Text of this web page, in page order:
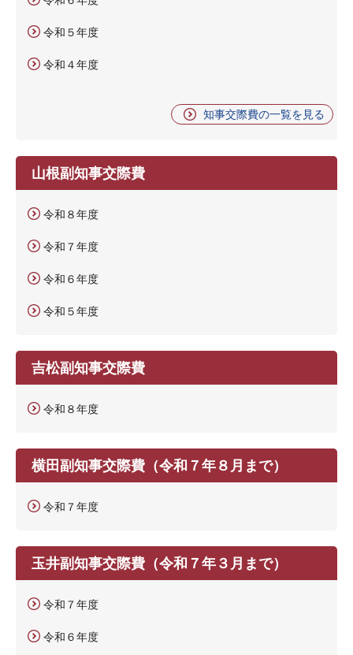
令和５年度
令和４年度
知事交際費の一覧を見る
山根副知事交際費
令和８年度
令和７年度
令和６年度
令和５年度
吉松副知事交際費
令和８年度
横田副知事交際費（令和７年８月まで）
令和７年度
玉井副知事交際費（令和７年３月まで）
令和７年度
令和６年度